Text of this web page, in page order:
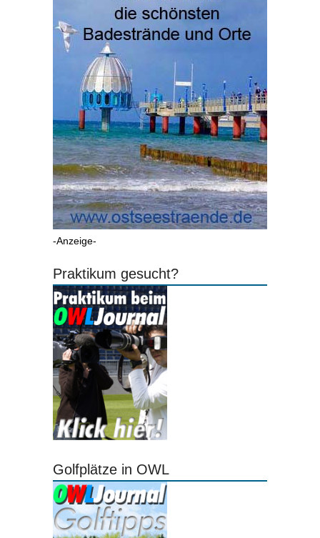
-Anzeige-
Praktikum gesucht?
Golfplätze in OWL